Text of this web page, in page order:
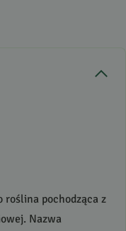
roślina pochodząca z
Nazwa